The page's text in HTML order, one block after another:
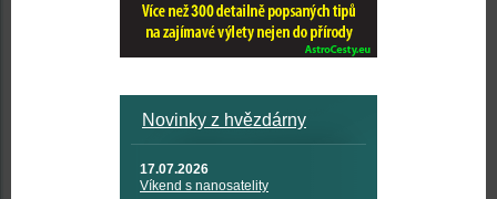
Novinky z hvězdárny
17.07.2026
Víkend s nanosatelity